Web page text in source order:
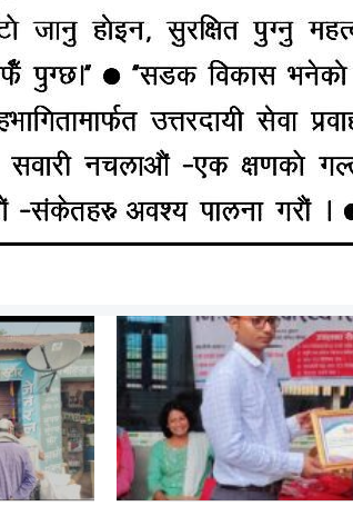
१६
श्री राजाजी जनता मा.
औं बार्षिकउत्सव कार्यक्रम